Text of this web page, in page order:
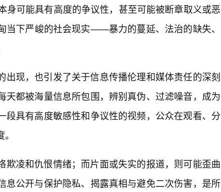
身可能具有高度的争议性，甚至可能被断章取义或恶
当下严峻的社会现实——暴力的蔓延、法治的缺失、
出现，也引发了关于信息传播伦理和媒体责任的深刻
天都被海量信息所包围，辨别真伪、过滤噪音，成为
段具有高度敏感性和争议性的视频，公众在观看、分
欺凌和仇恨情绪；而片面或失实的报道，则可能歪曲
息公开与保护隐私、揭露真相与避免二次伤害，是所